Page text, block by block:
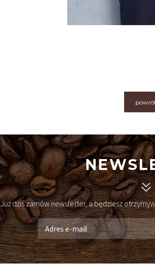
Już dziś zamów newsletter, a będziesz